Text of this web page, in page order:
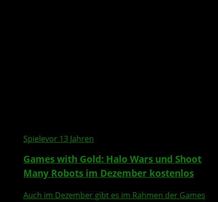
Spielevor 13 Jahren
Games with Gold: Halo Wars und Shoot
Many Robots im Dezember kostenlos
Auch im Dezember gibt es im Rahmen der Games